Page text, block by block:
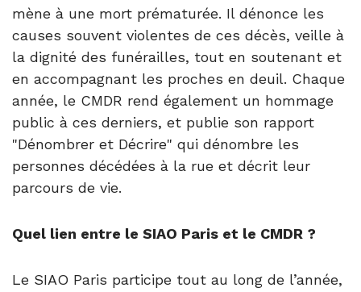
mène à une mort prématurée. Il dénonce les
causes souvent violentes de ces décès, veille à
la dignité des funérailles, tout en soutenant et
en accompagnant les proches en deuil. Chaque
année, le CMDR rend également un hommage
public à ces derniers, et publie son rapport
"Dénombrer et Décrire" qui dénombre les
personnes décédées à la rue et décrit leur
parcours de vie.
Quel lien entre le SIAO Paris et le CMDR ?
Le SIAO Paris participe tout au long de l’année,